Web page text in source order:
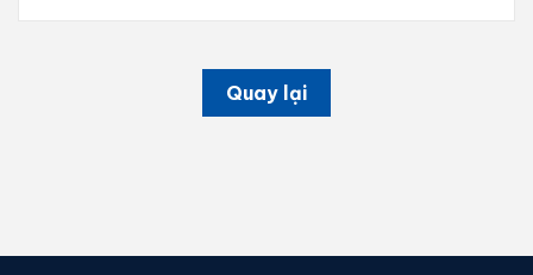
Quay lại